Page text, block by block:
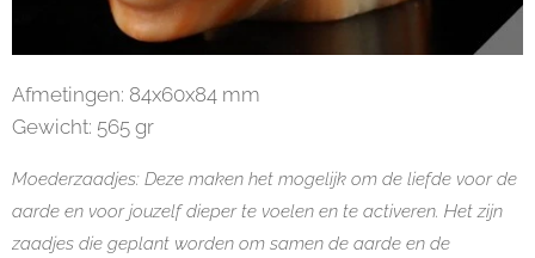
Afmetingen: 84x60x84 mm
Gewicht: 565 gr
Moederzaadjes: Deze maken het mogelijk om de liefde voor de
aarde en voor jouzelf dieper te voelen en te activeren. Het zijn
zaadjes die geplant worden om samen de aarde en de